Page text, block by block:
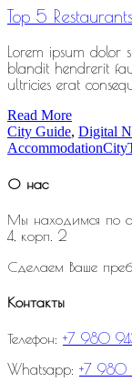
Top 5
Lorem ipsum dolor
blandit hendrerit
ultricies erat
Read More
City Guide, Digital
AccommodationCity
О нас
Мы находимся по
4, корп. 2
Сделаем Ваше
Контакты
Телефон: +7 980
Whatsapp: +7 980